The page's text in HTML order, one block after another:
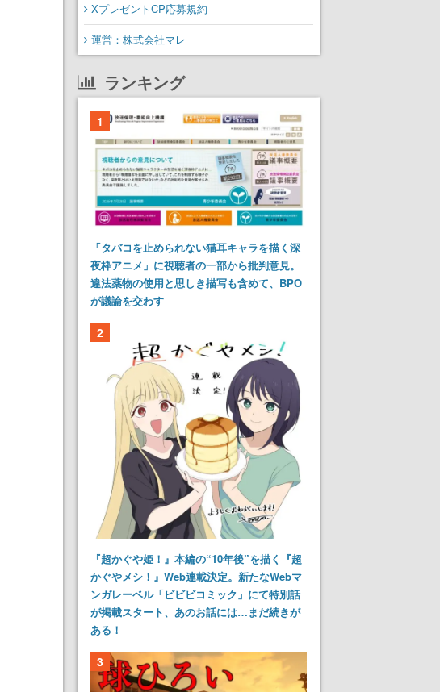
XプレゼントCP応募規約
運営：株式会社マレ
ランキング
1
「タバコを止められない猫耳キャラを描く深
夜枠アニメ」に視聴者の一部から批判意見。
違法薬物の使用と思しき描写も含めて、BPO
が議論を交わす
2
『超かぐや姫！』本編の“10年後”を描く『超
かぐやメシ！』Web連載決定。新たなWebマ
ンガレーベル「ビビビコミック」にて特別話
が掲載スタート、あのお話には…まだ続きが
ある！
3